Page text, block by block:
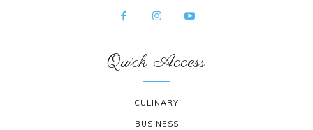
Quick Access
CULINARY
BUSINESS